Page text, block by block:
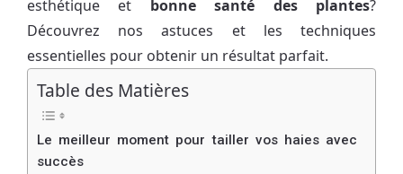
esthétique et bonne santé des plantes?
Découvrez nos astuces et les techniques
essentielles pour obtenir un résultat parfait.
Table des Matières
Le meilleur moment pour tailler vos haies avec
succès